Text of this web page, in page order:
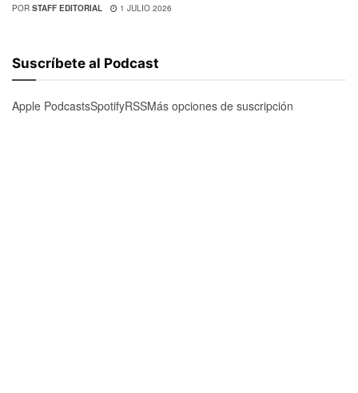
POR STAFF EDITORIAL 1 JULIO 2026
Suscríbete al Podcast
Apple PodcastsSpotifyRSSMás opciones de suscripción